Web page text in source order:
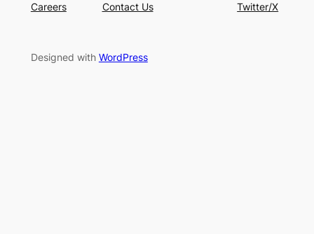
Careers
Contact Us
Twitter/X
Designed with WordPress